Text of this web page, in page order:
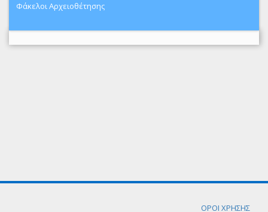
Φάκελοι Αρχειοθέτησης
ΟΡΟΙ ΧΡΗΣΗΣ